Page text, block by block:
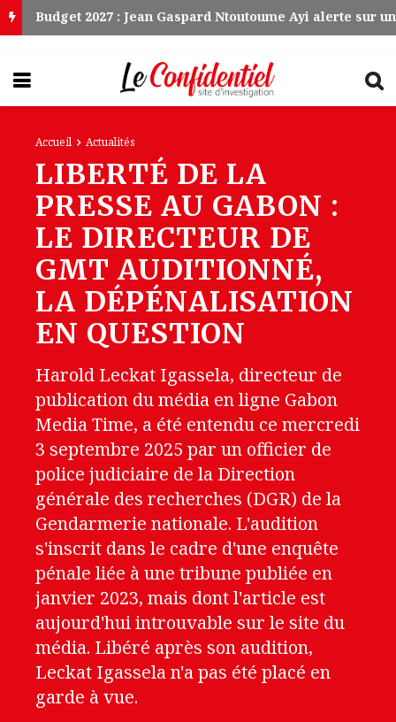
Accueil Actualités
LIBERTÉ DE LA
PRESSE AU GABON :
LE DIRECTEUR DE
GMT AUDITIONNÉ,
LA DÉPÉNALISATION
EN QUESTION
Harold Leckat Igassela, directeur de
publication du média en ligne Gabon
Media Time, a été entendu ce mercredi
3 septembre 2025 par un officier de
police judiciaire de la Direction
générale des recherches (DGR) de la
Gendarmerie nationale. L'audition
s'inscrit dans le cadre d'une enquête
pénale liée à une tribune publiée en
janvier 2023, mais dont l'article est
aujourd'hui introuvable sur le site du
média. Libéré après son audition,
Leckat Igassela n'a pas été placé en
garde à vue.